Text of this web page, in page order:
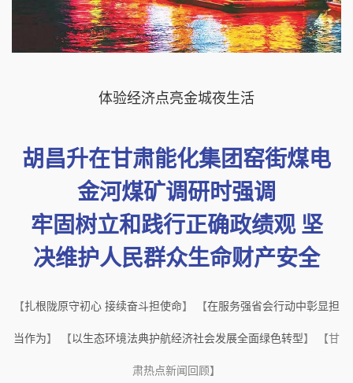
体验经济点亮金城夜生活
胡昌升在甘肃能化集团窑街煤电
金河煤矿调研时强调
牢固树立和践行正确政绩观 坚
决维护人民群众生命财产安全
【扎根陇原守初心 接续奋斗担使命】 【在服务强省会行动中彰显担
当作为】 【以生态环境法典护航经济社会发展全面绿色转型】 【甘
肃热点新闻回顾】